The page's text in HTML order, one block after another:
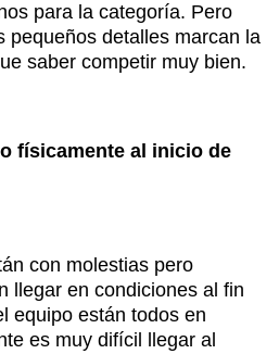
para la categoría. Pero
pequeños detalles marcan la
saber competir muy bien.
físicamente al inicio de
con molestias pero
llegar en condiciones al fin
equipo están todos en
es muy difícil llegar al